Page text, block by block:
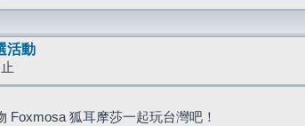
活動
Foxmosa 狐耳摩莎一起玩台灣吧！